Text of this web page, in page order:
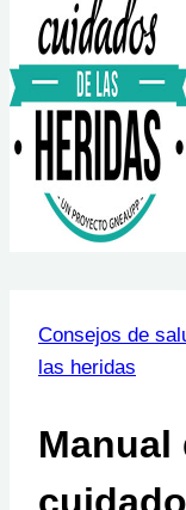
Consejos de
las heridas
Manual